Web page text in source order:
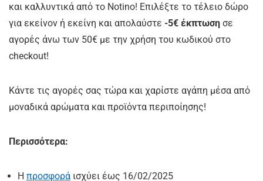
και καλλυντικά από το Notino! Επιλέξτε το τέλειο δώρο
για εκείνον ή εκείνη και απολαύστε -5€ έκπτωση σε
αγορές άνω των 50€ με την χρήση του κωδικού στο
checkout!
Κάντε τις αγορές σας τώρα και χαρίστε αγάπη μέσα από
μοναδικά αρώματα και προϊόντα περιποίησης!
Περισσότερα:
Η προσφορά ισχύει έως 16/02/2025